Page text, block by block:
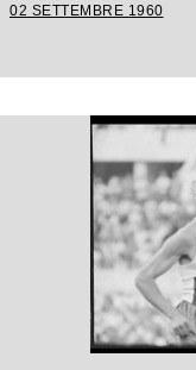
02 SETTEMBRE 1960